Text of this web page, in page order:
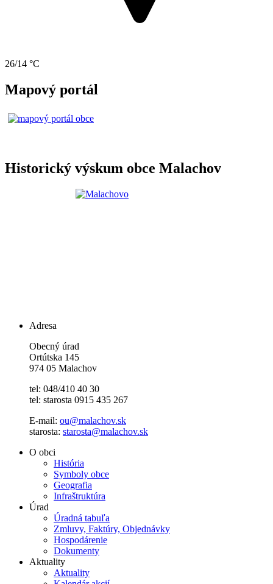
26/14 °C
Mapový portál
Historický výskum obce Malachov
Adresa
Obecný úrad
Ortútska 145
974 05 Malachov
tel: 048/410 40 30
tel: starosta 0915 435 267
E-mail: ou@malachov.sk
starosta: starosta@malachov.sk
O obci
História
Symboly obce
Geografia
Infraštruktúra
Úrad
Úradná tabuľa
Zmluvy, Faktúry, Objednávky
Hospodárenie
Dokumenty
Aktuality
Aktuality